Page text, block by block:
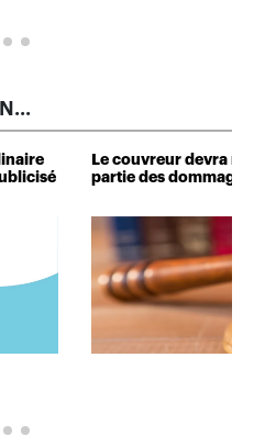
Le couvreur devra
partie des dommages